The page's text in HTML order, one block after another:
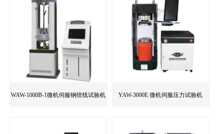
WAW-1000B-1微机伺服钢绞线试验机 YAW-3000E 微机伺服压力试验机